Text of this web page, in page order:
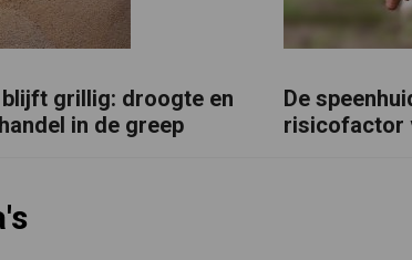
grillig: droogte en
in de greep
De
risicofactor